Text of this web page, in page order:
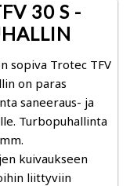
mittaus
purun ja
kuntoarviot
30 S -
sopiva Trotec TFV
on paras
saneeraus- ja
Turbopuhallinta
kuivaukseen
liittyviin